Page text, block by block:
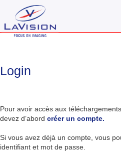
Login
Pour avoir accès aux
devez d’abord créer un compte.
Si vous avez déjà un compte, vous
identifiant et mot de passe.